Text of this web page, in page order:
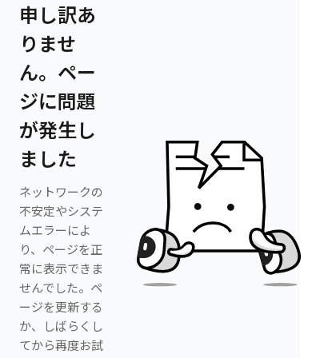
申し訳あ
りませ
ん。ペー
ジに問題
が発生し
ました
ネットワークの
不安定やシステ
ムエラーによ
り、ページを正
常に表示できま
せんでした。ペ
ージを更新する
か、しばらくし
てから再度お試